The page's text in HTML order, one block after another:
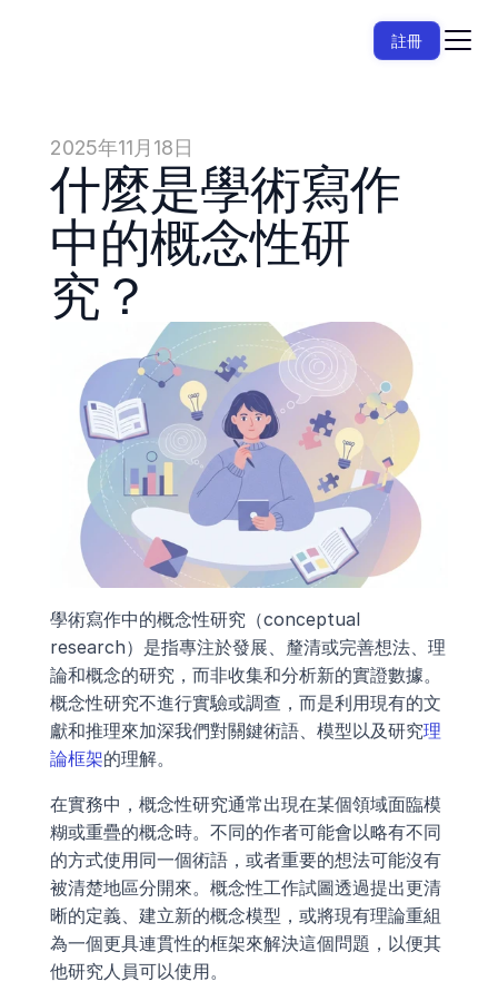
2025年11月18日
什麼是學術寫作
中的概念性研
究？
學術寫作中的概念性研究（conceptual
research）是指專注於發展、釐清或完善想法、理
論和概念的研究，而非收集和分析新的實證數據。
概念性研究不進行實驗或調查，而是利用現有的文
獻和推理來加深我們對關鍵術語、模型以及研究理
論框架的理解。
在實務中，概念性研究通常出現在某個領域面臨模
糊或重疊的概念時。不同的作者可能會以略有不同
的方式使用同一個術語，或者重要的想法可能沒有
被清楚地區分開來。概念性工作試圖透過提出更清
晰的定義、建立新的概念模型，或將現有理論重組
為一個更具連貫性的框架來解決這個問題，以便其
他研究人員可以使用。
註冊